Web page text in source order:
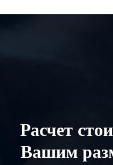
Расчет
Вашим